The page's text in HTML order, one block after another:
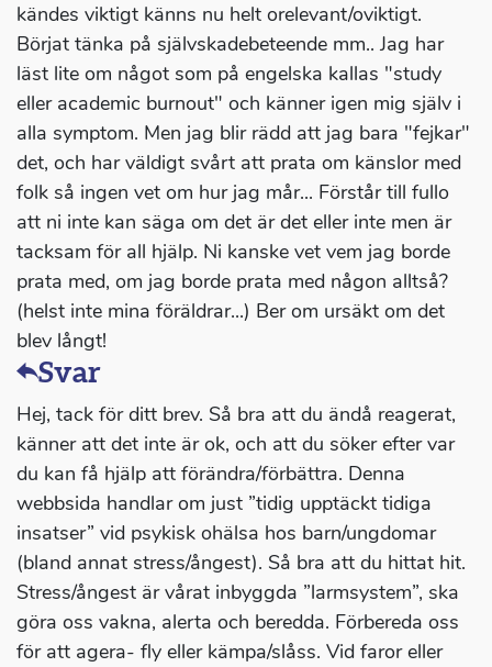
kändes viktigt känns nu helt orelevant/oviktigt.
Börjat tänka på självskadebeteende mm.. Jag har
läst lite om något som på engelska kallas "study
eller academic burnout" och känner igen mig själv i
alla symptom. Men jag blir rädd att jag bara "fejkar"
det, och har väldigt svårt att prata om känslor med
folk så ingen vet om hur jag mår... Förstår till fullo
att ni inte kan säga om det är det eller inte men är
tacksam för all hjälp. Ni kanske vet vem jag borde
prata med, om jag borde prata med någon alltså?
(helst inte mina föräldrar...) Ber om ursäkt om det
blev långt!
Svar
Hej, tack för ditt brev. Så bra att du ändå reagerat,
känner att det inte är ok, och att du söker efter var
du kan få hjälp att förändra/förbättra. Denna
webbsida handlar om just ”tidig upptäckt tidiga
insatser” vid psykisk ohälsa hos barn/ungdomar
(bland annat stress/ångest). Så bra att du hittat hit.
Stress/ångest är vårat inbyggda ”larmsystem”, ska
göra oss vakna, alerta och beredda. Förbereda oss
för att agera- fly eller kämpa/slåss. Vid faror eller